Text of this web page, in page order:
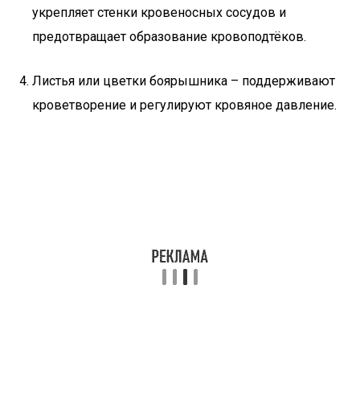
укрепляет стенки кровеносных сосудов и
предотвращает образование кровоподтёков.
Листья или цветки боярышника – поддерживают
кроветворение и регулируют кровяное давление.